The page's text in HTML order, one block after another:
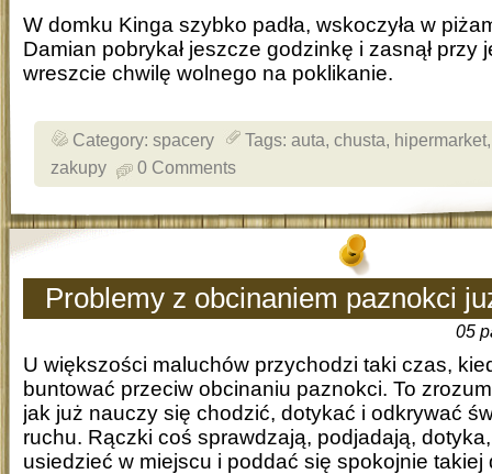
W domku Kinga szybko padła, wskoczyła w
Damian pobrykał jeszcze godzinkę i zasnął przy
wreszcie chwilę wolnego na poklikanie.
Category: spacery Tags: auta, chusta, hipermarket
zakupy
0 Comments
Problemy z obcinaniem paznokci
05
U większości maluchów przychodzi taki czas,
buntować przeciw obcinaniu paznokci. To
jak już nauczy się chodzić, dotykać i odkrywać
ruchu. Rączki coś sprawdzają, podjadają,
usiedzieć w miejscu i poddać się spokojnie takiej